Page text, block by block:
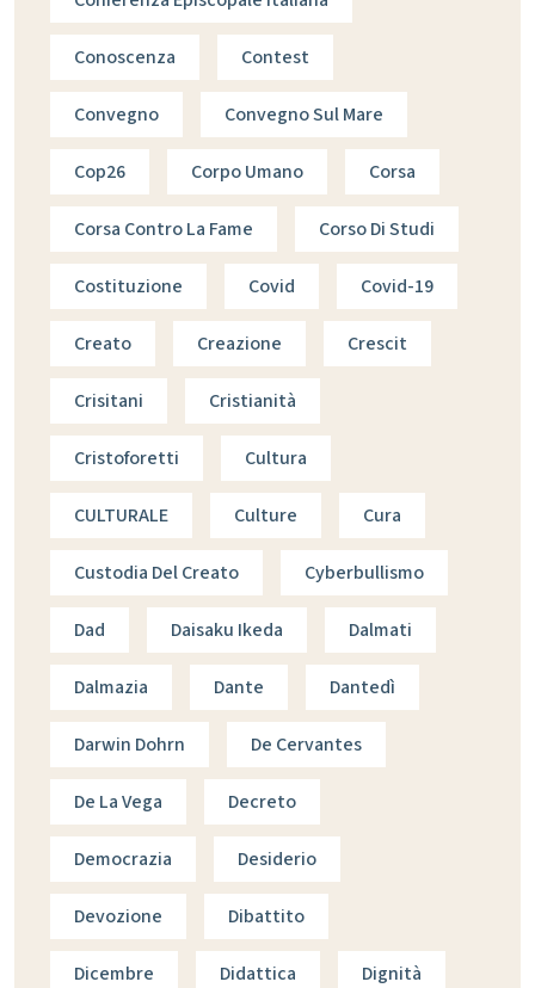
Conoscenza Contest
Convegno Convegno Sul Mare
Cop26 Corpo Umano Corsa
Corsa Contro La Fame Corso Di Studi
Costituzione Covid Covid-19
Creato Creazione Crescit
Crisitani Cristianità
Cristoforetti Cultura
CULTURALE Culture Cura
Custodia Del Creato Cyberbullismo
Dad Daisaku Ikeda Dalmati
Dalmazia Dante Dantedì
Darwin Dohrn De Cervantes
De La Vega Decreto
Democrazia Desiderio
Devozione Dibattito
Dicembre Didattica Dignità